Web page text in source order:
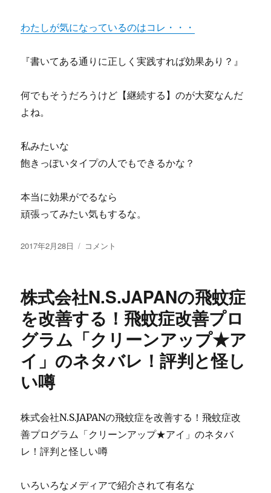
わたしが気になっているのはコレ・・・
『書いてある通りに正しく実践すれば効果あり？』
何でもそうだろうけど【継続する】のが大変なんだ
よね。
私みたいな
飽きっぽいタイプの人でもできるかな？
本当に効果がでるなら
頑張ってみたい気もするな。
投
2017年2月28日
聞
だ
け
で
旅
行
業
界
中
国
語
に
コメント
株式会社N.S.JAPANの飛蚊症
を改善する！飛蚊症改善プロ
グラム「クリーンアップ★ア
イ」のネタバレ！評判と怪し
い噂
株式会社N.S.JAPANの飛蚊症を改善する！飛蚊症改
善プログラム「クリーンアップ★アイ」のネタバ
レ！評判と怪しい噂
いろいろなメディアで紹介されて有名な